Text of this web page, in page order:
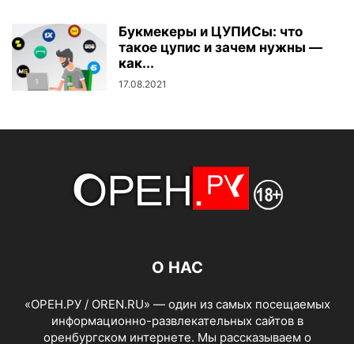
Букмекеры и ЦУПИСы: что
такое цупис и зачем нужны —
как...
17.08.2021
О НАС
«ОРЕН.РУ / OREN.RU» — один из самых посещаемых
информационно-развлекательных сайтов в
оренбургском интернете. Мы рассказываем о